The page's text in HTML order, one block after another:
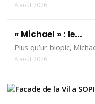
8 août 2026
« Michael » : le...
Plus qu’un biopic,
8 août 2026